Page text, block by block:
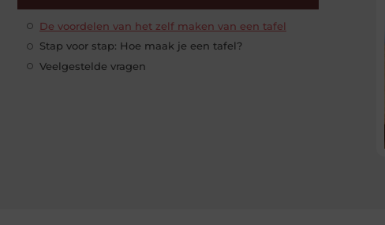
De voordelen van het zelf maken van een tafel
Stap voor stap: Hoe maak je een tafel?
Veelgestelde vragen